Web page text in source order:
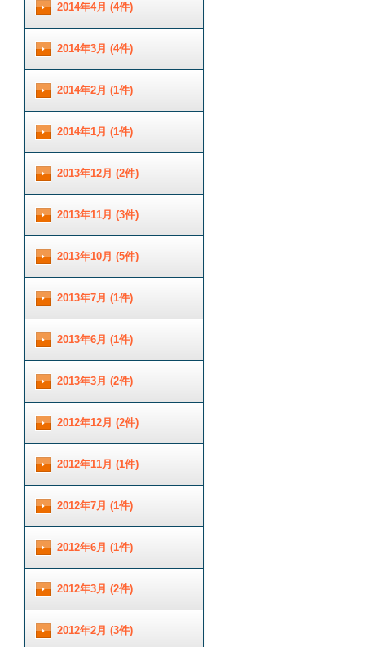
2014年4月 (4件)
2014年3月 (4件)
2014年2月 (1件)
2014年1月 (1件)
2013年12月 (2件)
2013年11月 (3件)
2013年10月 (5件)
2013年7月 (1件)
2013年6月 (1件)
2013年3月 (2件)
2012年12月 (2件)
2012年11月 (1件)
2012年7月 (1件)
2012年6月 (1件)
2012年3月 (2件)
2012年2月 (3件)